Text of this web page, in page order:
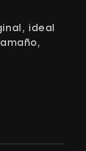
ideal